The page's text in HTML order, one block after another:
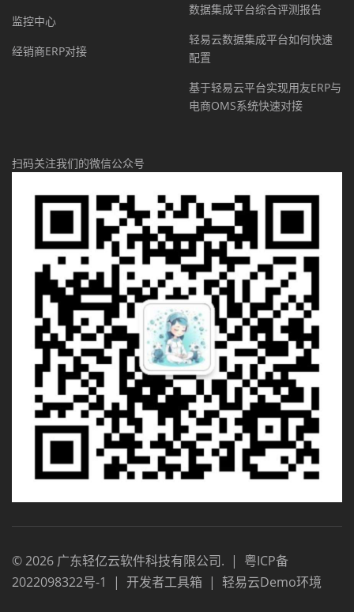
监控中心
经销商ERP对接
数据集成平台综合评测报告
轻易云数据集成平台如何快速
配置
基于轻易云平台实现用友ERP与
电商OMS系统快速对接
扫码关注我们的微信公众号
©2026 广东轻亿云软件科技有限公司. | 粤ICP备
2022098322号-1
| 开发者工具箱 | 轻易云Demo环境